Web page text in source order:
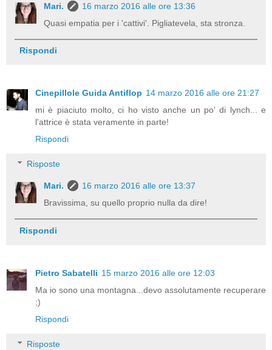
Mari.
16 marzo 2016 alle ore 13:36
Quasi empatia per i 'cattivi'. Pigliatevela, sta stronza.
Rispondi
Cinepillole Guida Antiflop 14 marzo 2016 alle ore 21:27
mi è piaciuto molto, ci ho visto anche un po' di lynch... e
l'attrice è stata veramente in parte!
Rispondi
Risposte
Mari.
16 marzo 2016 alle ore 13:37
Bravissima, su quello proprio nulla da dire!
Rispondi
Pietro Sabatelli 15 marzo 2016 alle ore 12:03
Ma io sono una montagna...devo assolutamente recuperare
;)
Rispondi
Risposte